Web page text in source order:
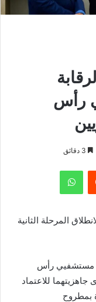
رأس
واتساب
المرحلة الثانية
مستشفيي رأس
للاعتماد